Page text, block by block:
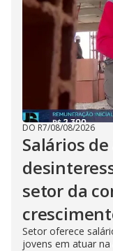
DO R7/08/08/2026
Salários
setor da
Setor oferece
jovens em atuar na